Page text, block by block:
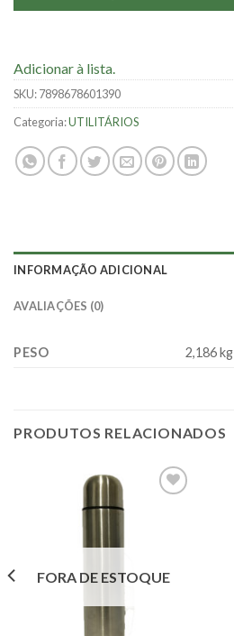
Adicionar à lista.
SKU:7898678601390
Categoria:UTILITÁRIOS
INFORMAÇÃO ADICIONAL
AVALIAÇÕES (0)
PESO 2,186 kg
PRODUTOS RELACIONADOS
FORA DE ESTOQUE